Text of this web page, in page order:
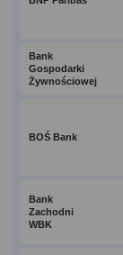
Bank
Gospodarki
Żywnościowej
BOŚ Bank
Bank
Zachodni
WBK